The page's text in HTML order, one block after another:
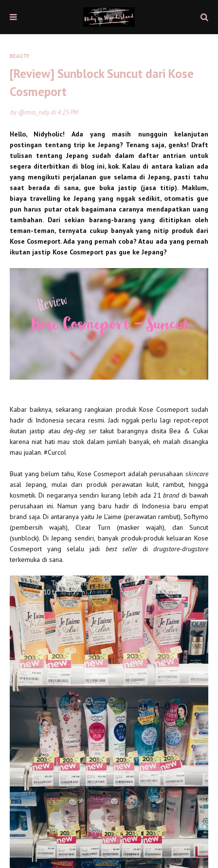
BEAUTY
[Review] Sunblock Suncut dari Kose
Cosmeport
by @miss_nidydi4:25 PM
Hello, Nidyholic! Ada yang masih nungguin kelanjutan
postingan tentang trip ke Jepang? Tenang saja, genks! Draft
tulisan tentang Jepang sudah dalam daftar antrian untuk
segera diterbitkan di blog ini, kok. Kalau di antara kalian ada
yang mengikuti perjalanan gue selama di Jepang, pasti tahu
saat berada di sana, gue buka jastip (jasa titip). Maklum,
biaya travelling ke Jepang yang nggak sedikit, otomatis gue
pun harus putar otak bagaimana caranya mendapatkan uang
tambahan. Dari sekian barang-barang yang dititipkan oleh
teman-teman, ternyata cukup banyak yang nitip produk dari
Kose Cosmeport. Ada yang pernah coba? Atau ada yang pernah
ikutan jastip Kose Cosmeport pas gue ke Jepang?
Kabar baiknya, sekarang rangkaian produk Kose Cosmeport sudah
hadir di Indonesia secara resmi. Jadi nggak perlu lagi repot-repot
ikutan jastip ataudeg-deg sertakut barangnya disita Bea & Cukai
karena niat hati mau stok dalam jumlah banyak, eh malah disangka
mau jualan. #Curcol
Buat yang belum tahu, Kose Cosmeport adalah perusahaan skincare
asal Jepang, mulai dari produk perawatan kulit, rambut, hingga
kosmetik. Di negaranya sendiri kurang lebih ada 21branddi bawah
perusahaan ini. Namun yang baru hadir di Indonesia baru empat
brand saja. Di antaranya yaitu Je L'aime (perawatan rambut), Softymo
(pembersih wajah), Clear Turn (masker wajah), dan Suncut
(sunblock). Di Jepang sendiri, banyak produk-produk keluaran Kose
Cosmeport yang selalu jadi best sellerdidrugstore-drugstore
terkemuka di sana.